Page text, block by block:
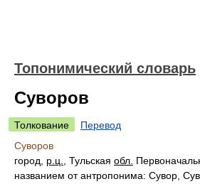
Топонимический словарь
Суворов
Толкование
Перевод
Суворов
город, р.ц. , Тульская обл.
названием от антропонима: Сувор,